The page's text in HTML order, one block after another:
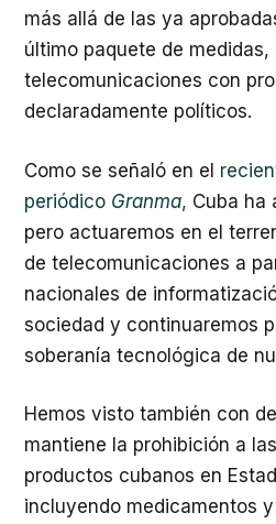
más allá de las ya
último paquete de
telecomunicaciones con
declaradamente políticos.
Como se señaló en el
periódico Granma, Cuba ha
pero actuaremos en el
de telecomunicaciones a
nacionales de
sociedad y continuaremos
soberanía tecnológica de
Hemos visto también con
mantiene la prohibición a
productos cubanos en
incluyendo medicamentos